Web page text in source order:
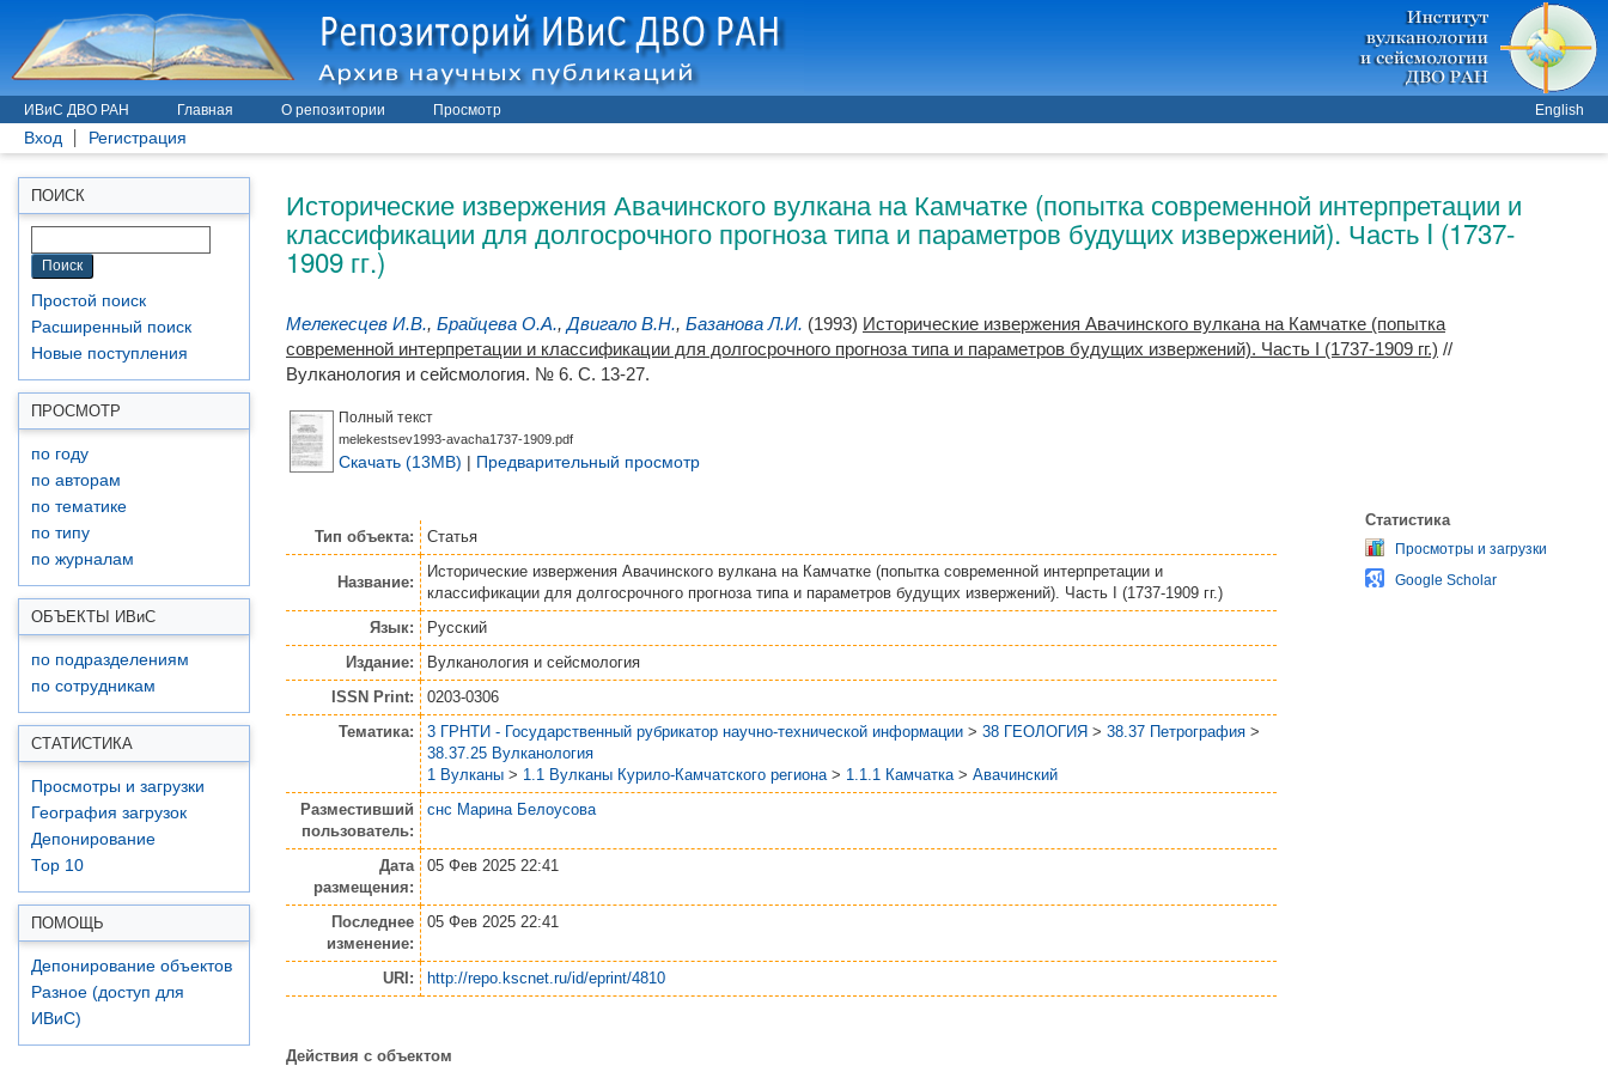
ИВиС ДВО РАН Главная О репозитории Просмотр English
Вход Регистрация
ПОИСК
Простой поиск
Расширенный поиск
Новые поступления
ПРОСМОТР
по году
по авторам
по тематике
по типу
по журналам
ОБЪЕКТЫ ИВиС
по подразделениям
по сотрудникам
СТАТИСТИКА
Просмотры и загрузки
География загрузок
Депонирование
Top 10
ПОМОЩЬ
Депонирование объектов
Разное (доступ для
ИВиС)
Исторические извержения Авачинского вулкана на Камчатке (попытка современной интерпретации и
классификации для долгосрочного прогноза типа и параметров будущих извержений). Часть I (1737-
1909 гг.)
Мелекесцев И.В., Брайцева О.А.,Двигало В.Н., Базанова Л.И. (1993) Исторические извержения Авачинского вулкана на Камчатке (попытка
современной интерпретации и классификации для долгосрочного прогноза типа и параметров будущих извержений). Часть I (1737-1909 гг.) //
Вулканология и сейсмология. № 6. С. 13-27.
Полный текст
melekestsev1993-avacha1737-1909.pdf
Скачать (13MB) | Предварительный просмотр
Тип объекта: Статья
Название:
Исторические извержения Авачинского вулкана на Камчатке (попытка современной интерпретации и
классификации для долгосрочного прогноза типа и параметров будущих извержений). Часть I (1737-1909 гг.)
Язык:
Русский
Издание:
Вулканология и сейсмология
ISSN Print:
0203-0306
Тематика:
3 ГРНТИ - Государственный рубрикатор научно-технической информации > 38 ГЕОЛОГИЯ > 38.37 Петрография >
38.37.25 Вулканология
1 Вулканы > 1.1 Вулканы Курило-Камчатского региона > 1.1.1 Камчатка > Авачинский
Разместивший
пользователь:
снс Марина Белоусова
Дата
размещения:
05 Фев 2025 22:41
Последнее
изменение:
05 Фев 2025 22:41
URI: http://repo.kscnet.ru/id/eprint/4810
Действия с объектом
Статистика
Просмотры и загрузки
Google Scholar